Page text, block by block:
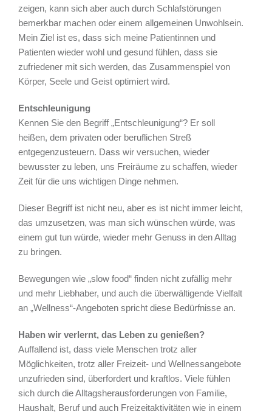
zeigen, kann sich aber auch durch Schlafstörungen
bemerkbar machen oder einem allgemeinen Unwohlsein.
Mein Ziel ist es, dass sich meine Patientinnen und
Patienten wieder wohl und gesund fühlen, dass sie
zufriedener mit sich werden, das Zusammenspiel von
Körper, Seele und Geist optimiert wird.
Entschleunigung
Kennen Sie den Begriff „Entschleunigung“? Er soll
heißen, dem privaten oder beruflichen Streß
entgegenzusteuern. Dass wir versuchen, wieder
bewusster zu leben, uns Freiräume zu schaffen, wieder
Zeit für die uns wichtigen Dinge nehmen.
Dieser Begriff ist nicht neu, aber es ist nicht immer leicht,
das umzusetzen, was man sich wünschen würde, was
einem gut tun würde, wieder mehr Genuss in den Alltag
zu bringen.
Bewegungen wie „slow food“ finden nicht zufällig mehr
und mehr Liebhaber, und auch die überwältigende Vielfalt
an „Wellness“-Angeboten spricht diese Bedürfnisse an.
Haben wir verlernt, das Leben zu genießen?
Auffallend ist, dass viele Menschen trotz aller
Möglichkeiten, trotz aller Freizeit- und Wellnessangebote
unzufrieden sind, überfordert und kraftlos. Viele fühlen
sich durch die Alltagsherausforderungen von Familie,
Haushalt, Beruf und auch Freizeitaktivitäten wie in einem